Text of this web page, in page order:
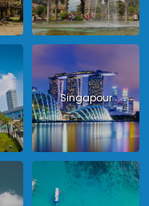
Singapour